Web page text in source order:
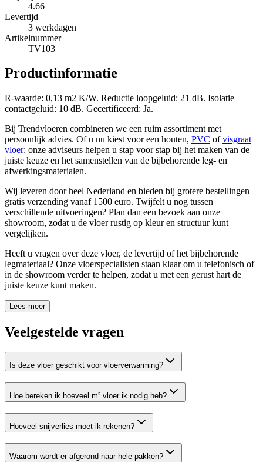
4.66
Levertijd
3 werkdagen
Artikelnummer
TV103
Productinformatie
R-waarde: 0,13 m2 K/W. Reductie loopgeluid: 21 dB. Isolatie
contactgeluid: 10 dB. Gecertificeerd: Ja.
Bij Trendvloeren combineren we een ruim assortiment met
persoonlijk advies. Of u nu kiest voor een houten, PVC ofvisgraat
vloer: onze adviseurs helpen u stap voor stap bij het maken van de
juiste keuze en het samenstellen van de bijbehorende leg- en
afwerkingsmaterialen.
Wij leveren door heel Nederland en bieden bij grotere bestellingen
gratis verzending vanaf 1500 euro. Twijfelt u nog tussen
verschillende uitvoeringen? Plan dan een bezoek aan onze
showroom, zodat u de vloer rustig op kleur en structuur kunt
vergelijken.
Heeft u vragen over deze vloer, de levertijd of het bijbehorende
legmateriaal? Onze vloerspecialisten staan klaar om u telefonisch of
in de showroom verder te helpen, zodat u met een gerust hart de
juiste keuze kunt maken.
Lees meer
Veelgestelde vragen
Is deze vloer geschikt voor vloerverwarming?
Hoe bereken ik hoeveel m² vloer ik nodig heb?
Hoeveel snijverlies moet ik rekenen?
Waarom wordt er afgerond naar hele pakken?